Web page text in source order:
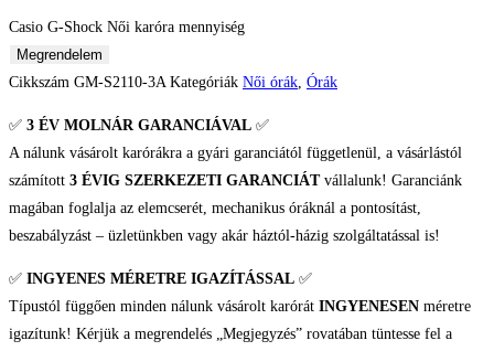
Casio G-Shock Női karóra mennyiség
Megrendelem
Cikkszám GM-S2110-3A Kategóriák Női órák, Órák
✅ 3 ÉV MOLNÁR GARANCIÁVAL ✅
A nálunk vásárolt karórákra a gyári garanciától függetlenül, a vásárlástól
számított 3 ÉVIG SZERKEZETI GARANCIÁTvállalunk! Garanciánk
magában foglalja az elemcserét, mechanikus óráknál a pontosítást,
beszabályzást – üzletünkben vagy akár háztól-házig szolgáltatással is!
✅ INGYENES MÉRETRE IGAZÍTÁSSAL ✅
Típustól függően minden nálunk vásárolt karórát INGYENESEN méretre
igazítunk! Kérjük a megrendelés „Megjegyzés” rovatában tüntesse fel a